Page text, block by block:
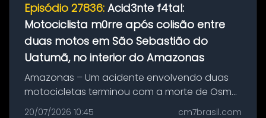
Episódio 27836: Acid3nte f4tal:
Motociclista m0rre após colisão entre
duas motos em São Sebastião do
Uatumã, no interior do Amazonas
Amazonas – Um acidente envolvendo duas
motocicletas terminou com a morte de Osmar
Figueiredo de Souza, de 38 anos, no município
20/07/2026 10:45 cm7brasil.com